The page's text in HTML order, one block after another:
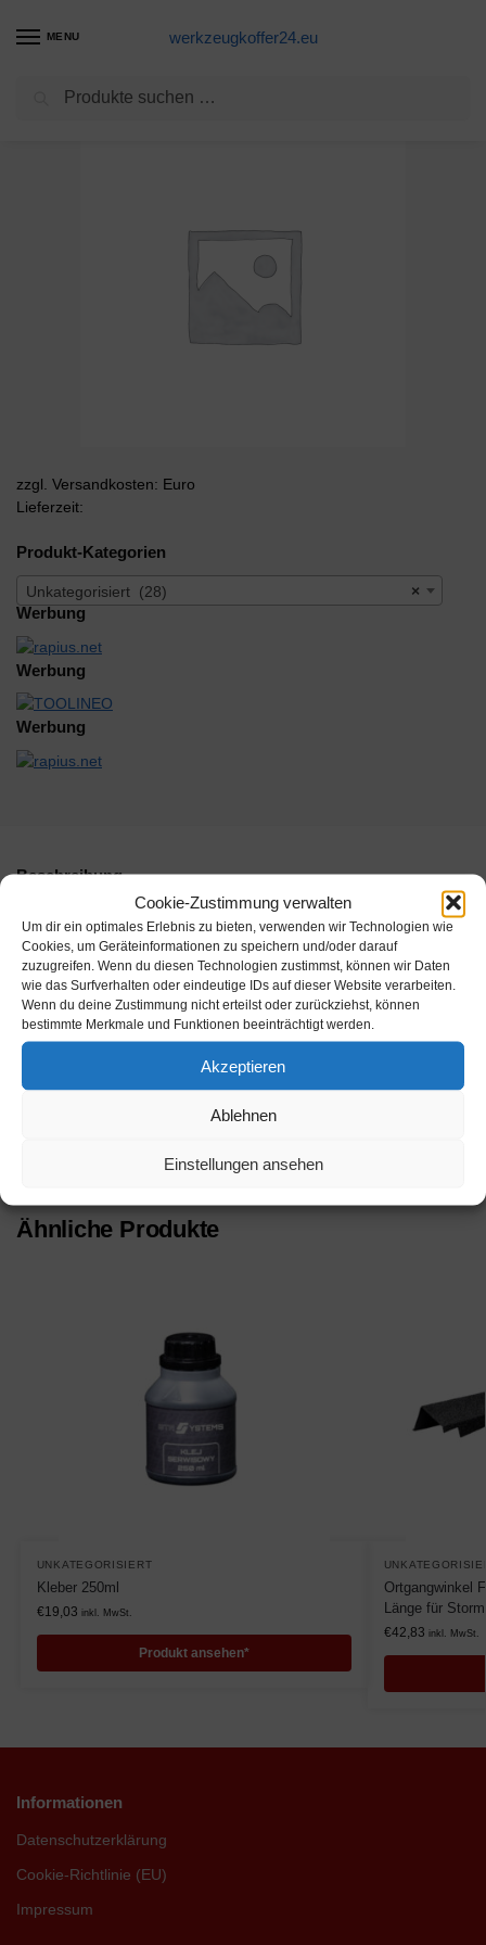
Cookie-Zustimmung verwalten
Um dir ein optimales Erlebnis zu bieten, verwenden wir Technologien wie
Cookies, um Geräteinformationen zu speichern und/oder darauf
zuzugreifen. Wenn du diesen Technologien zustimmst, können wir Daten
wie das Surfverhalten oder eindeutige IDs auf dieser Website verarbeiten.
Wenn du deine Zustimmung nicht erteilst oder zurückziehst, können
bestimmte Merkmale und Funktionen beeinträchtigt werden.
Akzeptieren
Ablehnen
Einstellungen ansehen
MENU werkzeugkoffer24.eu
Unkategorisiert /
zzgl. Versandkosten: Euro
Lieferzeit:
Produkt-Kategorien
×
Unkategorisiert (28)
Werbung
Werbung
Werbung
Beschreibung
Hersteller:
Artikelnummer:
EAN:
Kategorie: Unkategorisiert
Ähnliche Produkte
UNKATEGORISIERT
Kleber 250ml
€19,03 inkl. MwSt.
Produkt ansehen*
Ortgangwinkel
Länge für Storm
€42,83 inkl. MwSt.
Informationen
Datenschutzerklärung
Cookie-Richtlinie (EU)
Impressum